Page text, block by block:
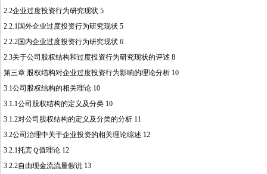
2.2企业过度投资行为研究现状 5
2.2.1国外企业过度投资行为研究现状 5
2.2.2国内企业过度投资行为研究现状 6
2.3关于公司股权结构和过度投资行为研究现状的评述 8
第三章 股权结构对企业过度投资行为影响的理论分析 10
3.1公司股权结构的相关理论 10
3.1.1公司股权结构的定义及分类 10
3.1.2对公司股权结构的定义及分类的分析 11
3.2公司治理中关于企业投资的相关理论综述 12
3.2.1托宾Ｑ值理论 12
3.2.2自由现金流流量假说 13